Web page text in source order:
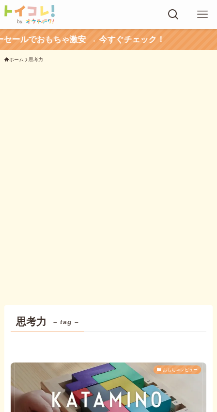
おもちゃ激安 → 今すぐチェック！
ホーム 思考力
思考力 – tag –
おもちゃレビュー